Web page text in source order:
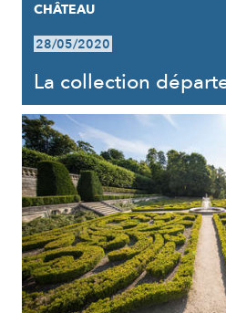
CHÂTEAU
28/05/2020
La collection